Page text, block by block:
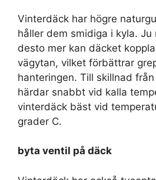
Vinterdäck har högre
håller dem smidiga i kyla. Ju
desto mer kan däcket
vägytan, vilket förbättrar
hanteringen. Till skillnad
härdar snabbt vid kalla
vinterdäck bäst vid
grader C.
byta ventil på däck